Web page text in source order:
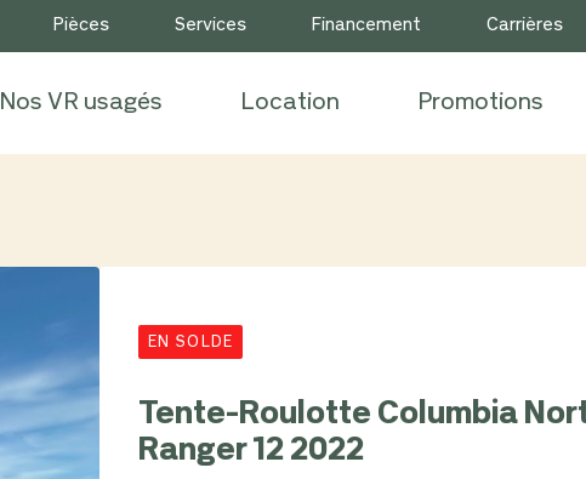
Pièces Services Financement Carrières
Nos VR usagés Location Promotions
EN SOLDE
Tente-Roulotte Columbia
Ranger 12 2022